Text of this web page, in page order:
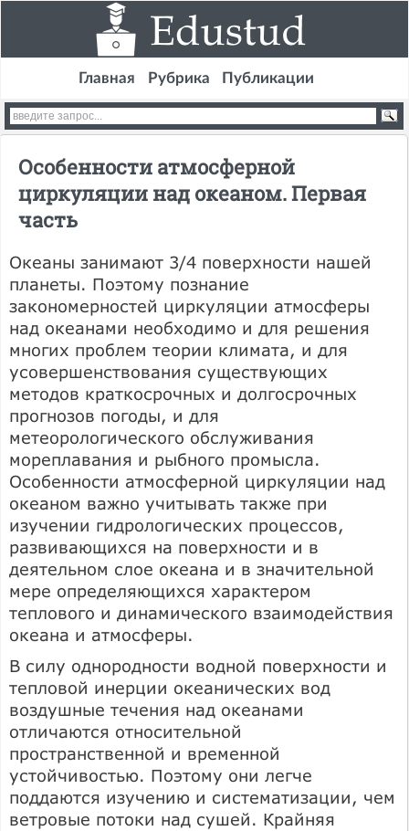
Главная Рубрика Публикации
Особенности атмосферной
циркуляции над океаном. Первая
часть
Океаны занимают 3/4 поверхности нашей
планеты. Поэтому познание
закономерностей циркуляции атмосферы
над океанами необходимо и для решения
многих проблем теории климата, и для
усовершенствования существующих
методов краткосрочных и долгосрочных
прогнозов погоды, и для
метеорологического обслуживания
мореплавания и рыбного промысла.
Особенности атмосферной циркуляции над
океаном важно учитывать также при
изучении гидрологических процессов,
развивающихся на поверхности и в
деятельном слое океана и в значительной
мере определяющихся характером
теплового и динамического взаимодействия
океана и атмосферы.
В силу однородности водной поверхности и
тепловой инерции океанических вод
воздушные течения над океанами
отличаются относительной
пространственной и временной
устойчивостью. Поэтому они легче
поддаются изучению и систематизации, чем
ветровые потоки над сушей. Крайняя